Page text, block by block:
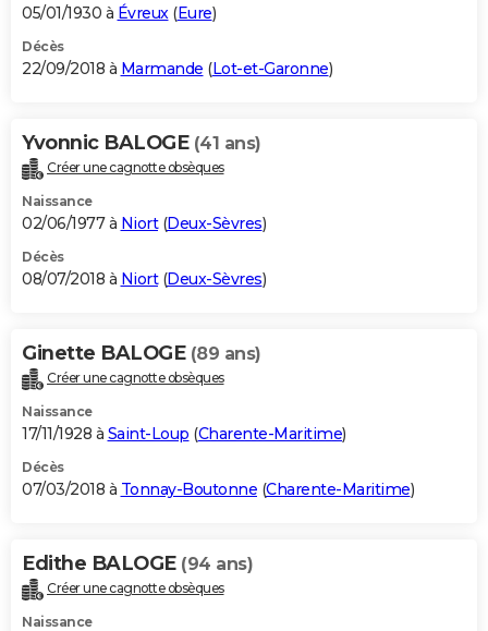
05/01/1930 à Évreux(Eure)
Décès
22/09/2018 à Marmande (Lot-et-Garonne)
Yvonnic BALOGE (41 ans)
Créer une cagnotte obsèques
Naissance
02/06/1977 à Niort(Deux-Sèvres)
Décès
08/07/2018 à Niort(Deux-Sèvres)
Ginette BALOGE (89 ans)
Créer une cagnotte obsèques
Naissance
17/11/1928 à Saint-Loup (Charente-Maritime)
Décès
07/03/2018 à Tonnay-Boutonne (Charente-Maritime)
Edithe BALOGE (94 ans)
Créer une cagnotte obsèques
Naissance